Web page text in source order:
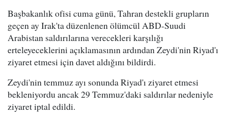
Başbakanlık ofisi cuma günü, Tahran destekli grupların
geçen ay Irak'ta düzenlenen ölümcül ABD-Suudi
Arabistan saldırılarına verecekleri karşılığı
erteleyeceklerini açıklamasının ardından Zeydi'nin Riyad'ı
ziyaret etmesi için davet aldığını bildirdi.
Zeydi'nin temmuz ayı sonunda Riyad'ı ziyaret etmesi
bekleniyordu ancak 29 Temmuz'daki saldırılar nedeniyle
ziyaret iptal edildi.